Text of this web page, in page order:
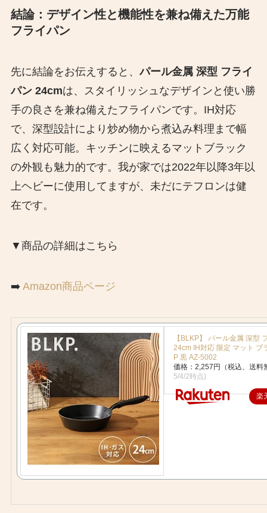
結論：デザイン性と機能性を兼ね備えた万能
フライパン
先に結論をお伝えすると、パール金属 深型 フライ
パン 24cmは、スタイリッシュなデザインと使い勝
手の良さを兼ね備えたフライパンです。​IH対応
で、深型設計により炒め物から煮込み料理まで幅
広く対応可能。​キッチンに映えるマットブラック
の外観も魅力的です。我が家では2022年以降3年以
上ヘビーに使用してますが、未だにテフロンは健
在です。
▼商品の詳細はこちら
➡️ Amazon商品ページ
【BLKP】 パール金属 深型
24cm IH対応 限定 マット ブ
P 黒 AZ-5002
価格：2,257円（税込、送料
5/4/2時点)
楽